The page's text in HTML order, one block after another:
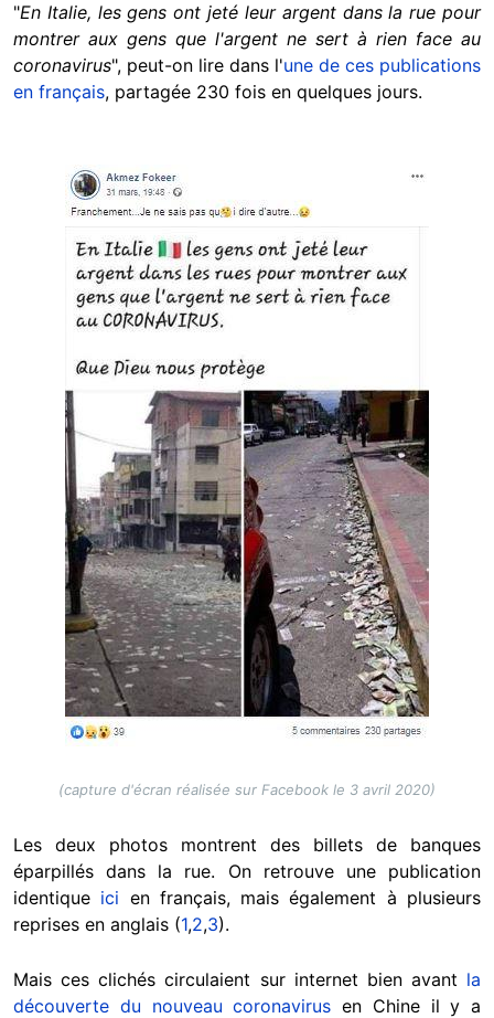
"En Italie, les gens ont jeté leur argent dans la rue pour
montrer aux gens que l'argent ne sert à rien face au
coronavirus", peut-on lire dans l'une de ces publications
en français, partagée 230 fois en quelques jours.
(capture d'écran réalisée sur Facebook le 3 avril 2020)
Les deux photos montrent des billets de banques
éparpillés dans la rue. On retrouve une publication
identique ici en français, mais également à plusieurs
reprises en anglais (1,2,3).
Mais ces clichés circulaient sur internet bien avant la
découverte du nouveau coronavirus en Chine il y a